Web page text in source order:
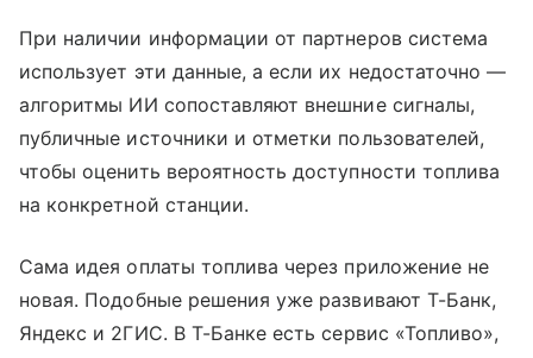
При наличии информации от партнеров система
использует эти данные, а если их недостаточно —
алгоритмы ИИ сопоставляют внешние сигналы,
публичные источники и отметки пользователей,
чтобы оценить вероятность доступности топлива
на конкретной станции.
Сама идея оплаты топлива через приложение не
новая. Подобные решения уже развивают Т-Банк,
Яндекс и 2ГИС. В Т-Банке есть сервис «Топливо»,